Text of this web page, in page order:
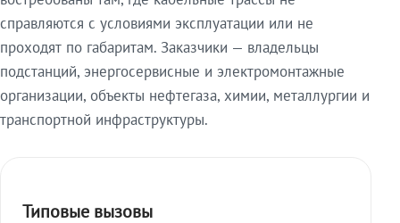
справляются с условиями эксплуатации или не
проходят по габаритам. Заказчики — владельцы
подстанций, энергосервисные и электромонтажные
организации, объекты нефтегаза, химии, металлургии и
транспортной инфраструктуры.
Типовые вызовы